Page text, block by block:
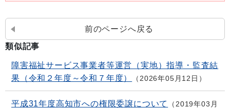
前のページへ戻る
類似記事
障害福祉サービス事業者等運営（実地）指導・監査結
果（令和２年度～令和７年度）
2026年05月12日
平成31年度高知市への権限委譲について
2019年03月